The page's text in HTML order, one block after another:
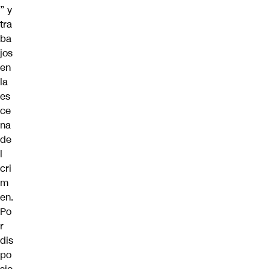
” y
tra
ba
jos
en
la
es
ce
na
de
l
cri
m
en.
Po
r
dis
po